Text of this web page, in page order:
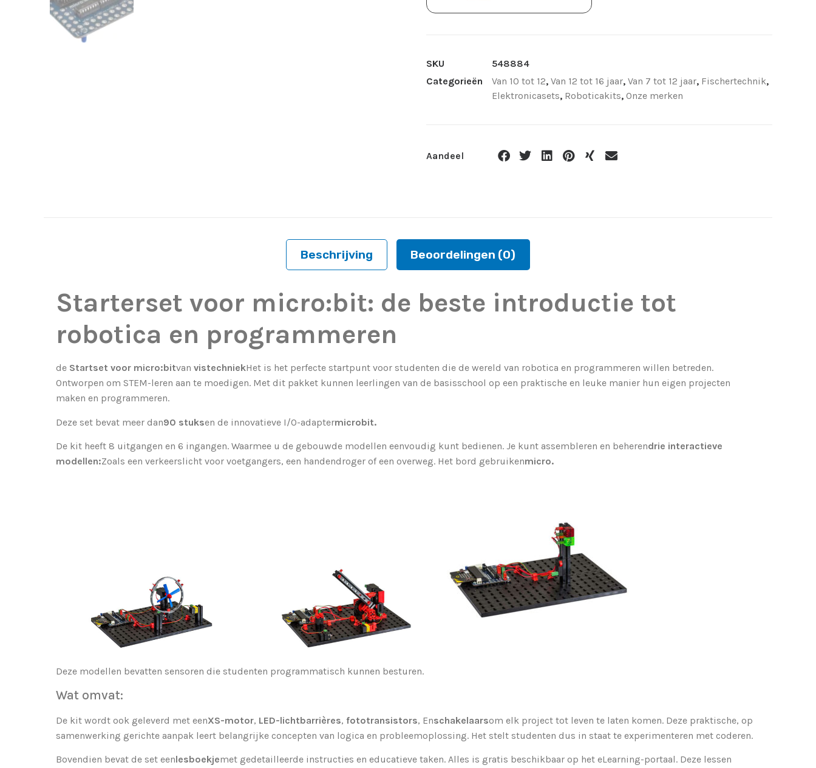
SKU
548884
Categorieën
Van 10 tot 12, Van 12 tot 16 jaar, Van 7 tot 12 jaar, Fischertechnik,
Elektronicasets, Roboticakits, Onze merken
Aandeel
Beschrijving Beoordelingen (0)
Starterset voor micro:bit: de beste introductie tot
robotica en programmeren
de Startset voor micro:bitvan vistechniekHet is het perfecte startpunt voor studenten die de wereld van robotica en programmeren willen betreden.
Ontworpen om STEM-leren aan te moedigen. Met dit pakket kunnen leerlingen van de basisschool op een praktische en leuke manier hun eigen projecten
maken en programmeren.
Deze set bevat meer dan90 stuksen de innovatieve I/O-adaptermicrobit.
De kit heeft 8 uitgangen en 6 ingangen. Waarmee u de gebouwde modellen eenvoudig kunt bedienen. Je kunt assembleren en beherendrie interactieve
modellen:Zoals een verkeerslicht voor voetgangers, een handendroger of een overweg. Het bord gebruikenmicro.
Deze modellen bevatten sensoren die studenten programmatisch kunnen besturen.
Wat omvat:
De kit wordt ook geleverd met eenXS-motor, LED-lichtbarrières, fototransistors, Enschakelaarsom elk project tot leven te laten komen. Deze praktische, op
samenwerking gerichte aanpak leert belangrijke concepten van logica en probleemoplossing. Het stelt studenten dus in staat te experimenteren met coderen.
Bovendien bevat de set eenlesboekjemet gedetailleerde instructies en educatieve taken. Alles is gratis beschikbaar op het eLearning-portaal. Deze lessen